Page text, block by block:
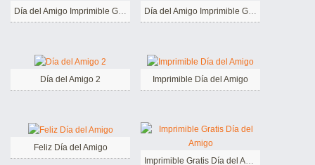
Día del Amigo Imprimible Gratis Para Niños Día del Amigo Imprimible Gratis
Día del Amigo 2 Imprimible Día del Amigo
Feliz Día del Amigo
Imprimible Gratis Día del Amigo